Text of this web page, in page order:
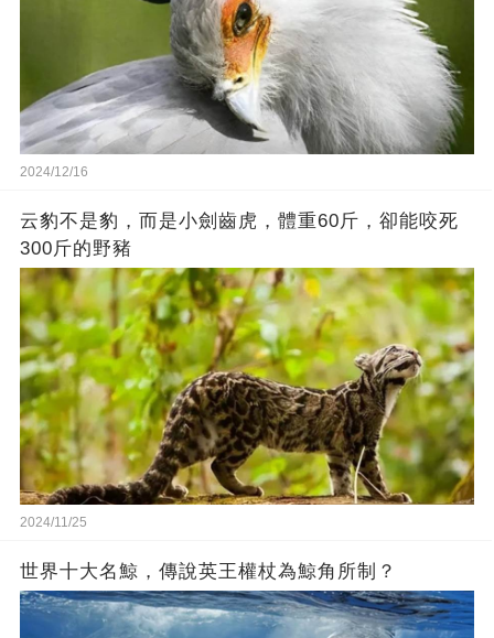
2024/12/16
云豹不是豹，而是小劍齒虎，體重60斤，卻能咬死
300斤的野豬
2024/11/25
世界十大名鯨，傳說英王權杖為鯨角所制？